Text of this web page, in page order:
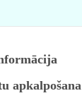
apkalpošana